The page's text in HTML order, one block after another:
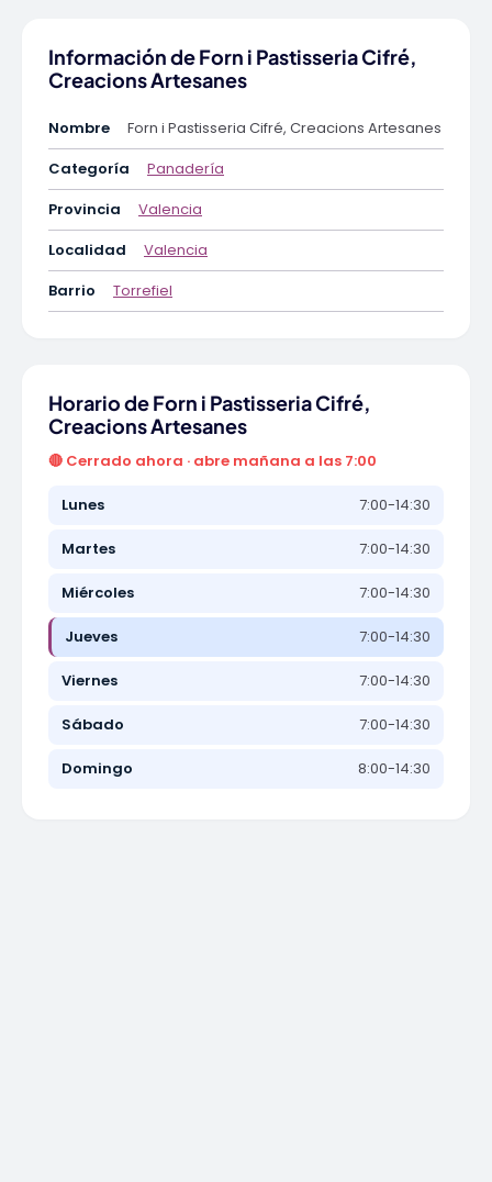
Información de Forn i Pastisseria Cifré,
Creacions Artesanes
Nombre
Forn i Pastisseria Cifré, Creacions Artesanes
Categoría
Panadería
Provincia
Valencia
Localidad
Valencia
Barrio
Torrefiel
Horario de Forn i Pastisseria Cifré,
Creacions Artesanes
🔴 Cerrado ahora · abre mañana a las 7:00
Lunes 7:00-14:30
Martes 7:00-14:30
Miércoles 7:00-14:30
Jueves 7:00-14:30
Viernes 7:00-14:30
Sábado 7:00-14:30
Domingo 8:00-14:30